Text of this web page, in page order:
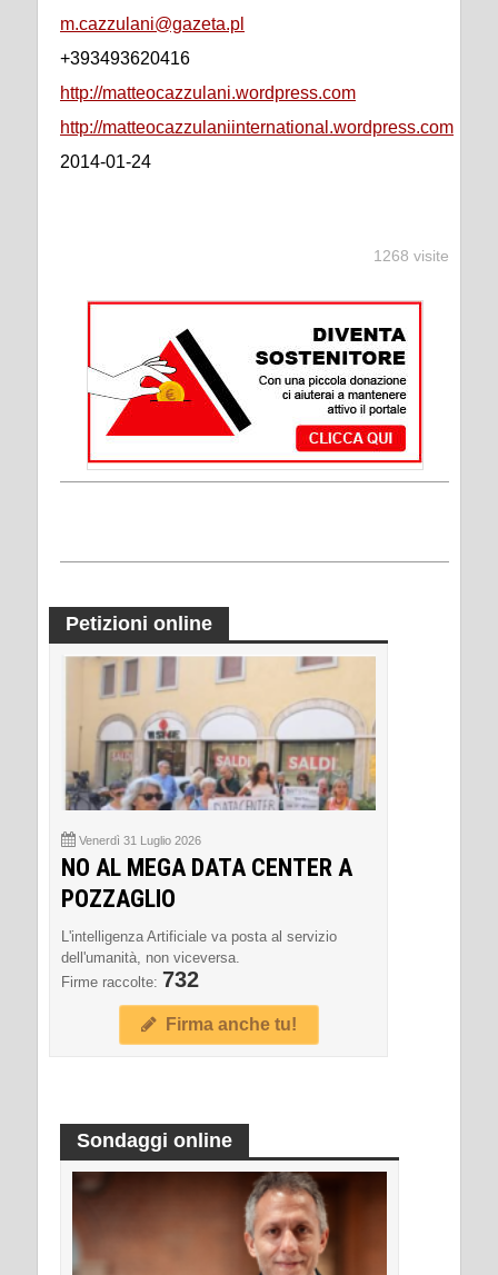
m.cazzulani@gazeta.pl
+393493620416
http://matteocazzulani.wordpress.com
http://matteocazzulaniinternational.wordpress.com
2014-01-24
1268 visite
Petizioni online
Venerdì 31 Luglio 2026
NO AL MEGA DATA CENTER A
POZZAGLIO
L'intelligenza Artificiale va posta al servizio
dell'umanità, non viceversa.
Firme raccolte: 732
Firma anche tu!
Sondaggi online